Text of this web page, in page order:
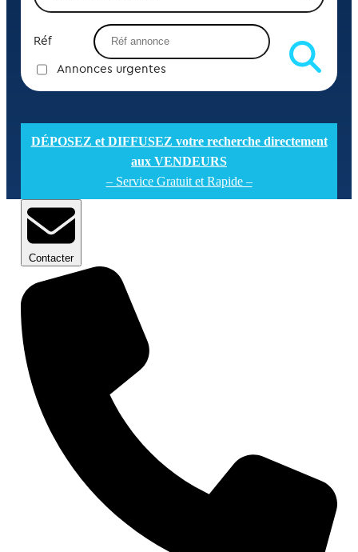
Réf
Annonces urgentes
DÉPOSEZ et DIFFUSEZ votre recherche directement
aux VENDEURS
– Service Gratuit et Rapide –
Contacter